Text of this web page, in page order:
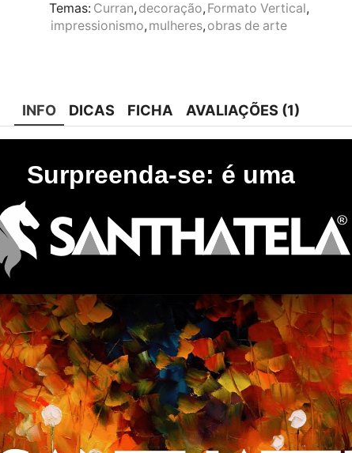
Temas: Curran, decoração, Formato Vertical,
impressionismo, mulheres, obras de arte
INFO DICAS FICHA AVALIAÇÕES (1)
Surpreenda-se: é uma